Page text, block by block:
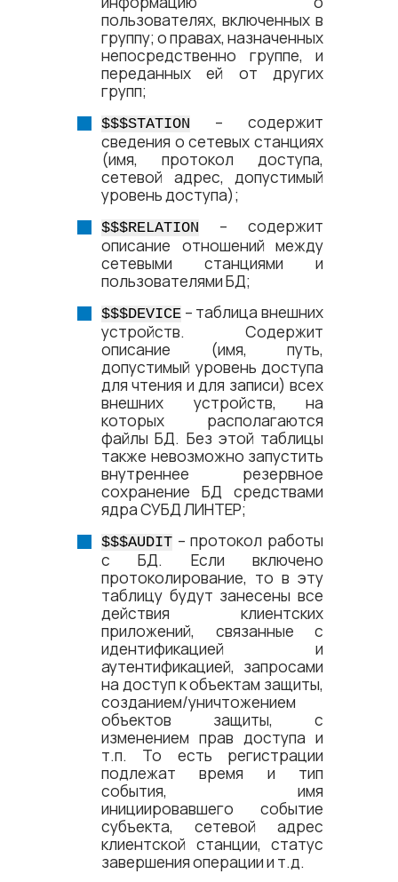
пользователях, включенных в
группу; о правах, назначенных
непосредственно группе, и
переданных ей от других
групп;
$$$STATION
– содержит
сведения о сетевых станциях
(имя, протокол доступа,
сетевой адрес, допустимый
уровень доступа);
$$$RELATION
– содержит
описание отношений между
сетевыми станциями и
пользователями БД;
$$$DEVICE – таблица внешних
устройств. Содержит
описание (имя, путь,
допустимый уровень доступа
для чтения и для записи) всех
внешних устройств, на
которых располагаются
файлы БД. Без этой таблицы
также невозможно запустить
внутреннее резервное
сохранение БД средствами
ядра СУБД ЛИНТЕР;
$$$AUDIT – протокол работы
с БД. Если включено
протоколирование, то в эту
таблицу будут занесены все
действия клиентских
приложений, связанные с
идентификацией и
аутентификацией, запросами
на доступ к объектам защиты,
созданием/уничтожением
объектов защиты, c
изменением прав доступа и
т.п. То есть регистрации
подлежат время и тип
события, имя
инициировавшего событие
субъекта, сетевой адрес
клиентской станции, статус
завершения операции и т.д.